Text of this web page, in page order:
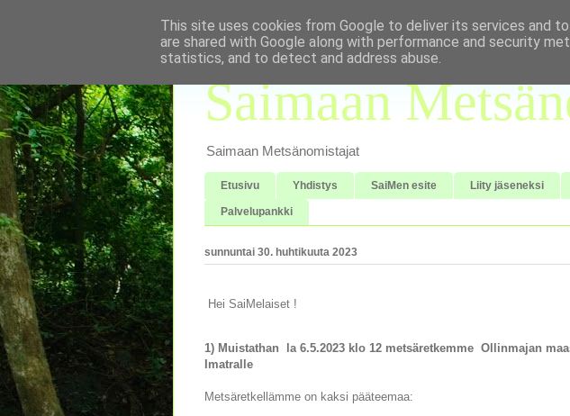
Saimaan
Saimaan Metsänomistajat
Etusivu Yhdistys SaiMen esite Liity jäseneksi
Palvelupankki
sunnuntai 30. huhtikuuta 2023
Hei SaiMelaiset !
1) Muistathan la 6.5.2023 klo 12 metsäretkemme Ollinmajan
Imatralle
Metsäretkellämme on kaksi pääteemaa:
This site uses cookies from Google to deliver its services and
are shared with Google along with performance and security
statistics, and to detect and address abuse.